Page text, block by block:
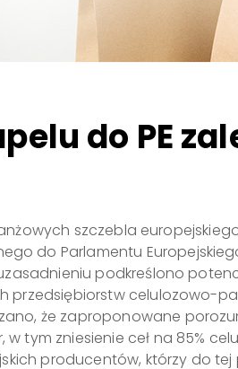
do PE
szczebla
do Parlamentu
podkreślono
celulozowo-
że zaproponowane
tym zniesienie ceł na 85%
producentów, którzy do